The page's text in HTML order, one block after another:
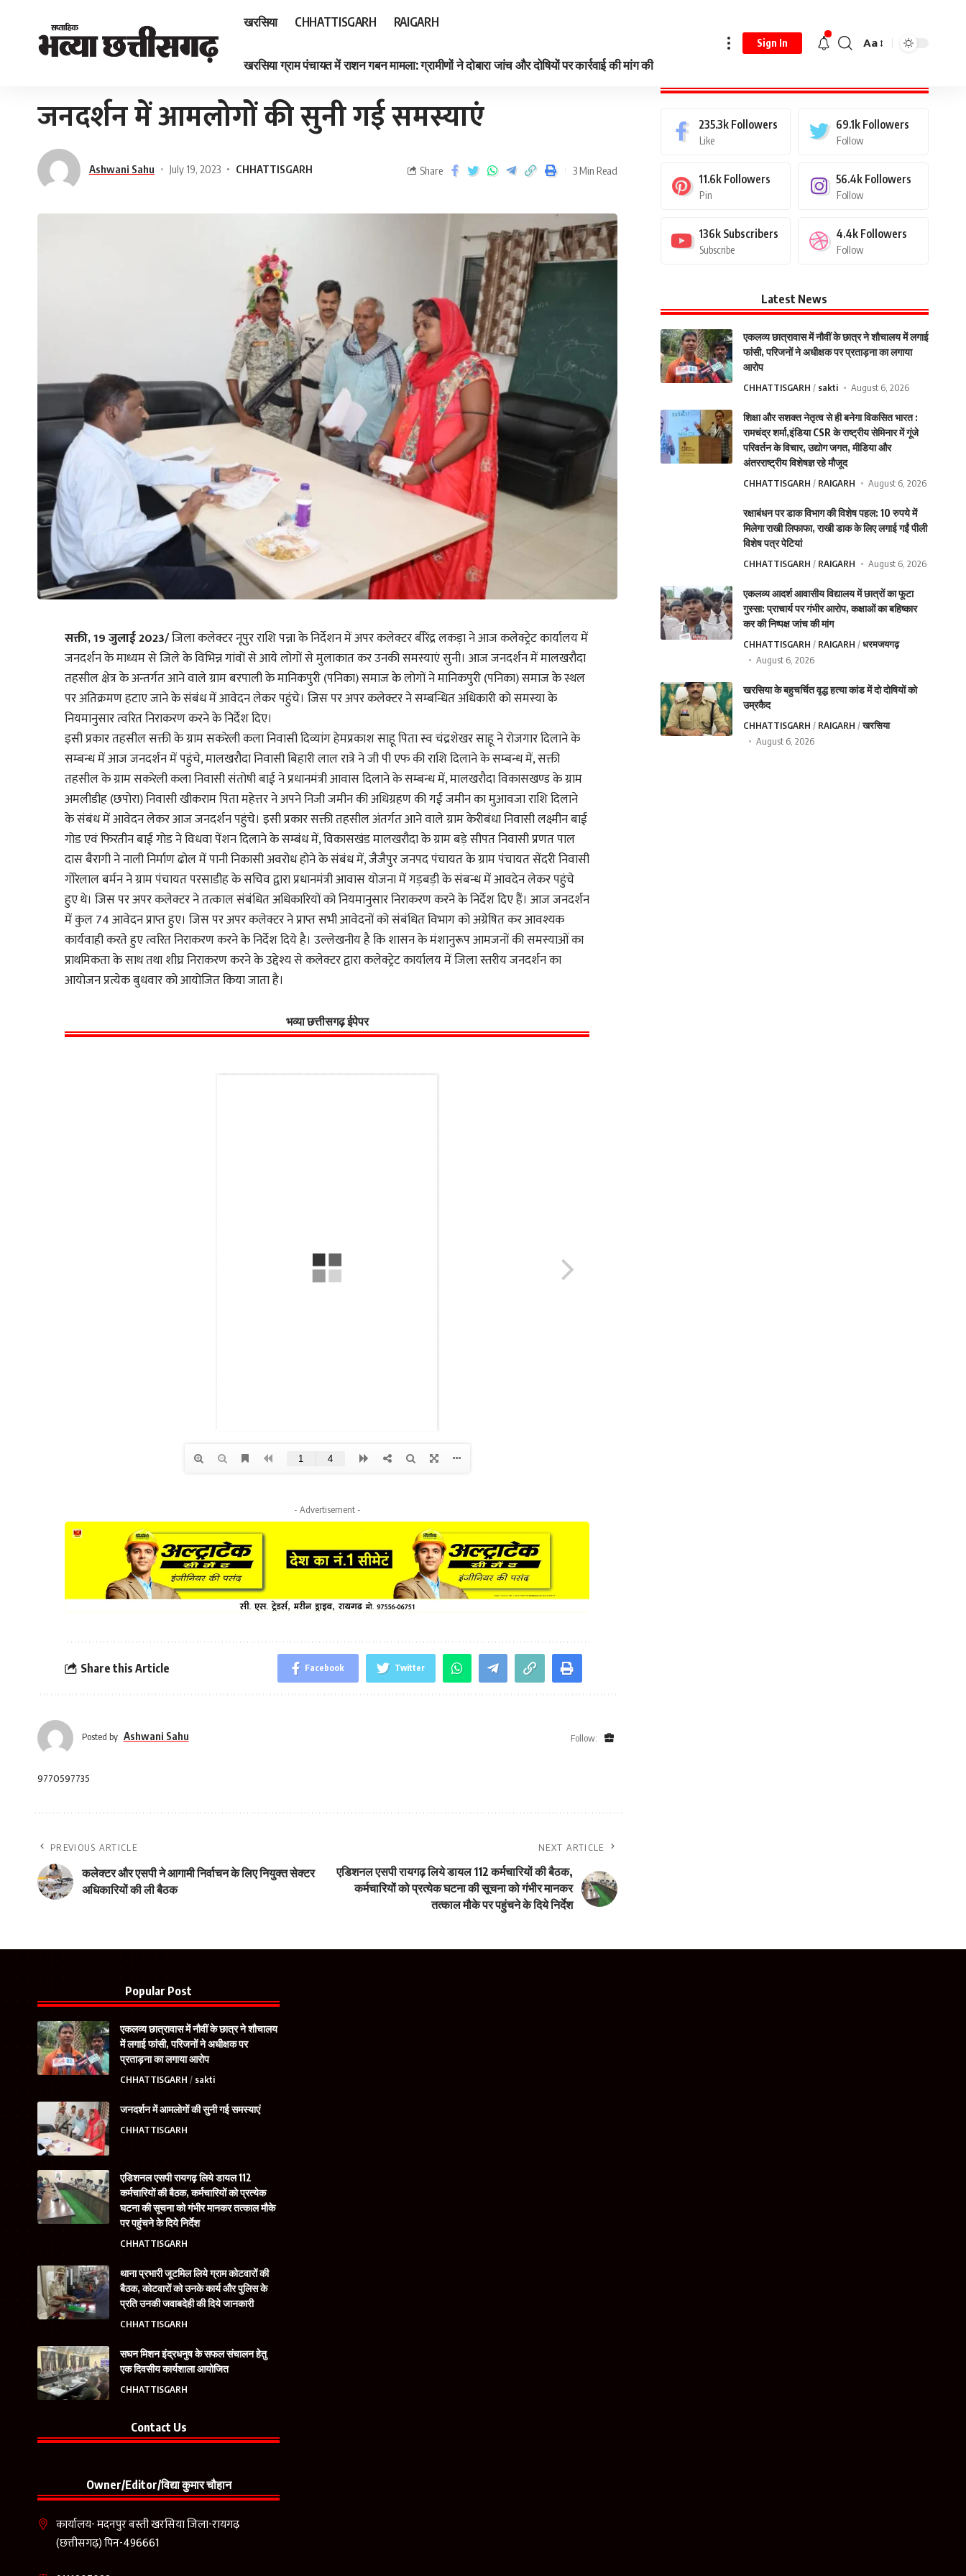
खरसिया CHHATTISGARH RAIGARH
खरसिया ग्राम पंचायत में राशन गबन मामला: ग्रामीणों ने दोबारा जांच और दोषियों पर कार्रवाई की मांग की
Sign In Aa
जनदर्शन में आमलोगों की सुनी गई समस्याएं
Ashwani Sahu July 19, 2023 CHHATTISGARH Share 3 Min Read
सक्ती, 19 जुलाई 2023/जिला कलेक्टर नूपुर राशि पन्ना के निर्देशन में अपर कलेक्टर बीरेंद्र लकड़ा ने आज कलेक्ट्रेट कार्यालय में
जनदर्शन के माध्यम से जिले के विभिन्न गांवों से आये लोगों से मुलाकात कर उनकी समस्याएं सुनी। आज जनदर्शन में मालखरौदा
तहसील क्षेत्र के अन्तर्गत आने वाले ग्राम बरपाली के मानिकपुरी (पनिका) समाज के लोगों ने मानिकपुरी (पनिका) समाज के स्थल
पर अतिक्रमण हटाए जाने के संबंध में आवेदन लेकर पहुंचे। जिस पर अपर कलेक्टर ने सम्बन्धित अधिकारी को समस्या के
नियमानुसार त्वरित निराकरण करने के निर्देश दिए।
इसी प्रकार तहसील सक्ती के ग्राम सकरेली कला निवासी दिव्यांग हेमप्रकाश साहू पिता स्व चंद्रशेखर साहू ने रोजगार दिलाने के
सम्बन्ध में आज जनदर्शन में पहुंचे, मालखरौदा निवासी बिहारी लाल रात्रे ने जी पी एफ की राशि दिलाने के सम्बन्ध में, सक्ती
तहसील के ग्राम सकरेली कला निवासी संतोषी बाई ने प्रधानमंत्री आवास दिलाने के सम्बन्ध में, मालखरौदा विकासखण्ड के ग्राम
अमलीडीह (छपोरा) निवासी खीकराम पिता महेत्तर ने अपने निजी जमीन की अधिग्रहण की गई जमीन का मुआवजा राशि दिलाने
के संबंध में आवेदन लेकर आज जनदर्शन पहुंचे। इसी प्रकार सक्ती तहसील अंतर्गत आने वाले ग्राम केरीबंधा निवासी लक्ष्मीन बाई
गोड एवं फिरतीन बाई गोड ने विधवा पेंशन दिलाने के सम्बंध में, विकासखंड मालखरौदा के ग्राम बड़े सीपत निवासी प्रणत पाल
दास बैरागी ने नाली निर्माण ढोल में पानी निकासी अवरोध होने के संबंध में, जैजैपुर जनपद पंचायत के ग्राम पंचायत सेंदरी निवासी
गोरेलाल बर्मन ने ग्राम पंचायत परसाडीह के सचिव द्वारा प्रधानमंत्री आवास योजना में गड़बड़ी के संबन्ध में आवदेन लेकर पहुंचे
हुए थे। जिस पर अपर कलेक्टर ने तत्काल संबंधित अधिकारियों को नियमानुसार निराकरण करने के निर्देश दिए हैं। आज जनदर्शन
में कुल 74 आवेदन प्राप्त हुए। जिस पर अपर कलेक्टर ने प्राप्त सभी आवेदनों को संबंधित विभाग को अग्रेषित कर आवश्यक
कार्यवाही करते हुए त्वरित निराकरण करने के निर्देश दिये है। उल्लेखनीय है कि शासन के मंशानुरूप आमजनों की समस्याओं का
प्राथमिकता के साथ तथा शीघ्र निराकरण करने के उद्देश्य से कलेक्टर द्वारा कलेक्ट्रेट कार्यालय में जिला स्तरीय जनदर्शन का
आयोजन प्रत्येक बुधवार को आयोजित किया जाता है।
भव्या छत्तीसगढ़ ईपेपर
- Advertisement -
Share this Article Facebook Twitter
Posted by Ashwani Sahu Follow:
9770597735
PREVIOUS ARTICLE
कलेक्टर और एसपी ने आगामी निर्वाचन के लिए नियुक्त सेक्टर
अधिकारियों की ली बैठक
NEXT ARTICLE
एडिशनल एसपी रायगढ़ लिये डायल 112 कर्मचारियों की बैठक,
कर्मचारियों को प्रत्येक घटना की सूचना को गंभीर मानकर
तत्काल मौके पर पहुंचने के दिये निर्देश
235.3k Followers
Like
69.1k Followers
Follow
11.6k Followers
Pin
56.4k Followers
Follow
136k Subscribers
Subscribe
4.4k Followers
Follow
Latest News
एकलव्य छात्रावास में नौवीं के छात्र ने शौचालय में लगाई
फांसी, परिजनों ने अधीक्षक पर प्रताड़ना का लगाया
आरोप
CHHATTISGARH sakti August 6, 2026
शिक्षा और सशक्त नेतृत्व से ही बनेगा विकसित भारत :
रामचंद्र शर्मा,इंडिया CSR के राष्ट्रीय सेमिनार में गूंजे
परिवर्तन के विचार, उद्योग जगत, मीडिया और
अंतरराष्ट्रीय विशेषज्ञ रहे मौजूद
CHHATTISGARH RAIGARH August 6, 2026
रक्षाबंधन पर डाक विभाग की विशेष पहल: 10 रुपये में
मिलेगा राखी लिफाफा, राखी डाक के लिए लगाई गईं पीली
विशेष पत्र पेटियां
CHHATTISGARH RAIGARH August 6, 2026
एकलव्य आदर्श आवासीय विद्यालय में छात्रों का फूटा
गुस्सा: प्राचार्य पर गंभीर आरोप, कक्षाओं का बहिष्कार
कर की निष्पक्ष जांच की मांग
CHHATTISGARH RAIGARH
धरमजयगढ़
August 6, 2026
खरसिया के बहुचर्चित वृद्ध हत्या कांड में दो दोषियों को
उम्रकैद
CHHATTISGARH RAIGARH
खरसिया
August 6, 2026
Popular Post
एकलव्य छात्रावास में नौवीं के छात्र ने शौचालय
में लगाई फांसी, परिजनों ने अधीक्षक पर
प्रताड़ना का लगाया आरोप
CHHATTISGARH sakti
जनदर्शन में आमलोगों की सुनी गई समस्याएं
CHHATTISGARH
एडिशनल एसपी रायगढ़ लिये डायल 112
कर्मचारियों की बैठक, कर्मचारियों को प्रत्येक
घटना की सूचना को गंभीर मानकर तत्काल मौके
पर पहुंचने के दिये निर्देश
CHHATTISGARH
थाना प्रभारी जूटमिल लिये ग्राम कोटवारों की
बैठक, कोटवारों को उनके कार्य और पुलिस के
प्रति उनकी जवाबदेही की दिये जानकारी
CHHATTISGARH
सघन मिशन इंद्रधनुष के सफल संचालन हेतु
एक दिवसीय कार्यशाला आयोजित
CHHATTISGARH
Contact Us
Owner/Editor/विद्या कुमार चौहान
कार्यालय- मदनपुर बस्ती खरसिया जिला-रायगढ़
(छत्तीसगढ़) पिन-496661